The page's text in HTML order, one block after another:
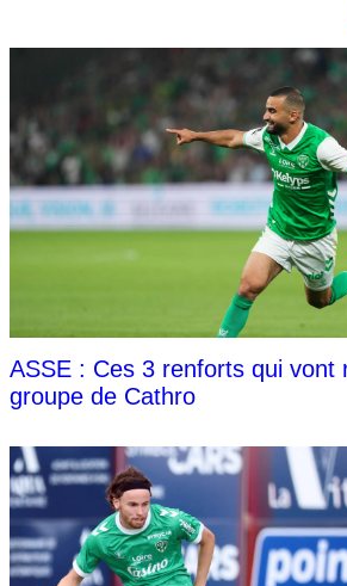
ASSE : Ces 3 renforts qui vont
groupe de Cathro